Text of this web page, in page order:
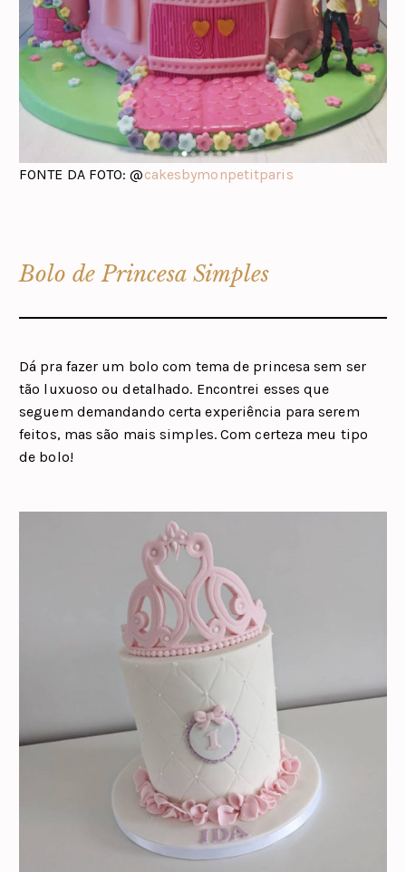
FONTE DA FOTO: @cakesbymonpetitparis
Bolo de Princesa Simples
Dá pra fazer um bolo com tema de princesa sem ser
tão luxuoso ou detalhado. Encontrei esses que
seguem demandando certa experiência para serem
feitos, mas são mais simples. Com certeza meu tipo
de bolo!